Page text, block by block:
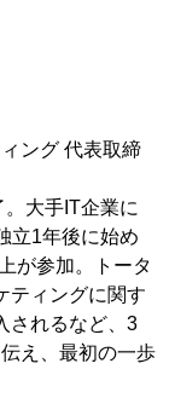
ング 代表取締
大手IT企業に
立1年後に始め
が参加。トータ
ティングに関す
されるなど、3
え、最初の一歩